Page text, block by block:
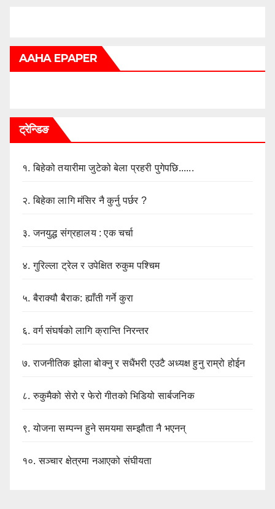
AAHA EPAPER
ट्रेन्डिङ
१.बिहेको तयारीमा जुटेको बेला प्रहरी पुगेपछि......
२.बिहेका लागि मंसिर नै कुर्नु पर्छर ?
३.जनयुद्ध संग्रहालय : एक चर्चा
४.गुरिल्ला ट्रेल र उपेक्षित रुकुम पश्चिम
५.बैराक्यौ बैराक: ह्याँती गर्ने कुरा
६.वर्ग संघर्षको लागि क्रान्ति निरन्तर
७.राजनीतिक झोला बोक्नु र सधैंभरी एउटै अध्यक्ष हुनु राम्रो होईन
८.रुकुमैको सेरो र फेरो गीतको भिडियो सार्बजनिक
९.योजना सम्पन्न हुने समयमा सम्झौता नै भएनन्
१०.सञ्चार क्षेत्रमा नआएको संघीयता